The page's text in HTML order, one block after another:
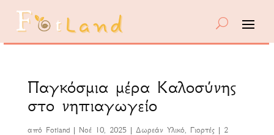
Παγκόσμια μέρα Καλοσύνης
στο νηπιαγωγείο
από Fotland| Νοέ 10, 2025| Δωρεάν Υλικό, Γιορτές| 2